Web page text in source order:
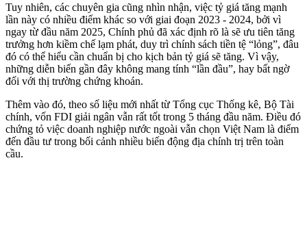
Tuy nhiên, các chuyên gia cũng nhìn nhận, việc tỷ giá tăng mạnh
lần này có nhiều điểm khác so với giai đoạn 2023 - 2024, bởi vì
ngay từ đầu năm 2025, Chính phủ đã xác định rõ là sẽ ưu tiên tăng
trưởng hơn kiềm chế lạm phát, duy trì chính sách tiền tệ “lỏng”, đâu
đó có thể hiểu cần chuẩn bị cho kịch bản tỷ giá sẽ tăng. Vì vậy,
những diễn biến gần đây không mang tính “lần đầu”, hay bất ngờ
đối với thị trường chứng khoán.
Thêm vào đó, theo số liệu mới nhất từ Tổng cục Thống kê, Bộ Tài
chính, vốn FDI giải ngân vẫn rất tốt trong 5 tháng đầu năm. Điều đó
chứng tỏ việc doanh nghiệp nước ngoài vẫn chọn Việt Nam là điểm
đến đầu tư trong bối cảnh nhiều biến động địa chính trị trên toàn
cầu.